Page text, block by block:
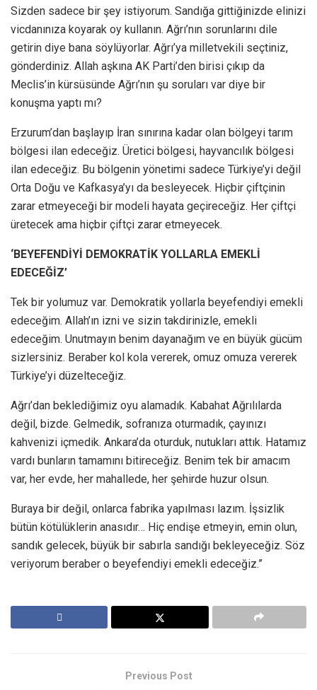
Sizden sadece bir şey istiyorum. Sandığa gittiğinizde elinizi
vicdanınıza koyarak oy kullanın. Ağrı’nın sorunlarını dile
getirin diye bana söylüyorlar. Ağrı’ya milletvekili seçtiniz,
gönderdiniz. Allah aşkına AK Parti’den birisi çıkıp da
Meclis’in kürsüsünde Ağrı’nın şu soruları var diye bir
konuşma yaptı mı?
Erzurum’dan başlayıp İran sınırına kadar olan bölgeyi tarım
bölgesi ilan edeceğiz. Üretici bölgesi, hayvancılık bölgesi
ilan edeceğiz. Bu bölgenin yönetimi sadece Türkiye’yi değil
Orta Doğu ve Kafkasya’yı da besleyecek. Hiçbir çiftçinin
zarar etmeyeceği bir modeli hayata geçireceğiz. Her çiftçi
üretecek ama hiçbir çiftçi zarar etmeyecek.
‘BEYEFENDİYİ DEMOKRATİK YOLLARLA EMEKLİ
EDECEĞİZ’
Tek bir yolumuz var. Demokratik yollarla beyefendiyi emekli
edeceğim. Allah’ın izni ve sizin takdirinizle, emekli
edeceğim. Unutmayın benim dayanağım ve en büyük gücüm
sizlersiniz. Beraber kol kola vererek, omuz omuza vererek
Türkiye’yi düzelteceğiz.
Ağrı’dan beklediğimiz oyu alamadık. Kabahat Ağrılılarda
değil, bizde. Gelmedik, sofranıza oturmadık, çayınızı
kahvenizi içmedik. Ankara’da oturduk, nutukları attık. Hatamız
vardı bunların tamamını bitireceğiz. Benim tek bir amacım
var, her evde, her mahallede, her şehirde huzur olsun.
Buraya bir değil, onlarca fabrika yapılması lazım. İşsizlik
bütün kötülüklerin anasıdır… Hiç endişe etmeyin, emin olun,
sandık gelecek, büyük bir sabırla sandığı bekleyeceğiz. Söz
veriyorum beraber o beyefendiyi emekli edeceğiz.”
Previous Post